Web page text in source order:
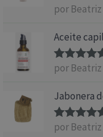
Valorado
por Beatriz
Aceite
Valorado
por Beatriz
Jabonera
Valorado
por Beatriz